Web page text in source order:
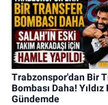
Trabzonspor'dan Bir
Bombası Daha!
Gündemde